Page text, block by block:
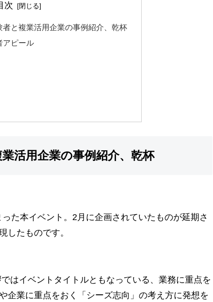
次
と複業活用企業の事例紹介、乾杯
アピール
活用企業の事例紹介、乾杯
た本イベント。2月に企画されていたものが延期さ
したものです。
はイベントタイトルともなっている、業務に重点を
企業に重点をおく「シーズ志向」の考え方に発想を